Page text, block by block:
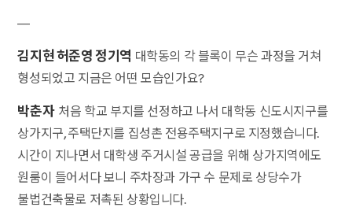
—
김지현 허준영 정기역 대학동의 각 블록이 무슨 과정을 거쳐
형성되었고 지금은 어떤 모습인가요?
박춘자 처음 학교 부지를 선정하고 나서 대학동 신도시지구를
상가지구, 주택단지를 집성촌 전용주택지구로 지정했습니다.
시간이 지나면서 대학생 주거시설 공급을 위해 상가지역에도
원룸이 들어서다 보니 주차장과 가구 수 문제로 상당수가
불법건축물로 저촉된 상황입니다.